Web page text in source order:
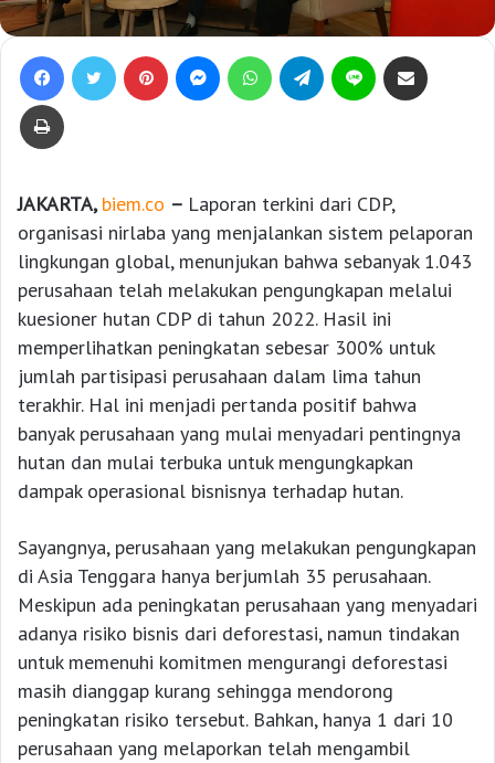
JAKARTA,biem.co – Laporan terkini dari CDP,
organisasi nirlaba yang menjalankan sistem pelaporan
lingkungan global, menunjukan bahwa sebanyak 1.043
perusahaan telah melakukan pengungkapan melalui
kuesioner hutan CDP di tahun 2022. Hasil ini
memperlihatkan peningkatan sebesar 300% untuk
jumlah partisipasi perusahaan dalam lima tahun
terakhir. Hal ini menjadi pertanda positif bahwa
banyak perusahaan yang mulai menyadari pentingnya
hutan dan mulai terbuka untuk mengungkapkan
dampak operasional bisnisnya terhadap hutan.
Sayangnya, perusahaan yang melakukan pengungkapan
di Asia Tenggara hanya berjumlah 35 perusahaan.
Meskipun ada peningkatan perusahaan yang menyadari
adanya risiko bisnis dari deforestasi, namun tindakan
untuk memenuhi komitmen mengurangi deforestasi
masih dianggap kurang sehingga mendorong
peningkatan risiko tersebut. Bahkan, hanya 1 dari 10
perusahaan yang melaporkan telah mengambil